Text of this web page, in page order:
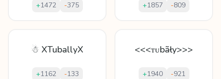
+1472 -375 +1857 -809
☃ XTuballyX
+1162 -133
<<<ᴛᴜbãły>>>
+1940 -921